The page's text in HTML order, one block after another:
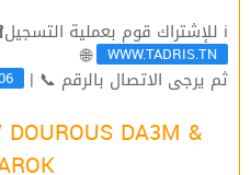
ℹ للإشتراك قوم بعملية التسجيل🔐 في الموقع |
WWW.TADRIS.TN
🌐
ثم يرجى الاتصال بالرقم 📞 |
DA3M &